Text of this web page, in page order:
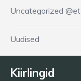
Uncategorized @et
Uudised
Kiirlingid